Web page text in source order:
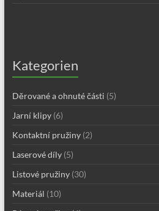
Kategorien
Děrované a ohnuté části (5)
Jarní klipy(6)
Kontaktní pružiny(2)
Laserové díly(5)
Listové pružiny(30)
Materiál (10)